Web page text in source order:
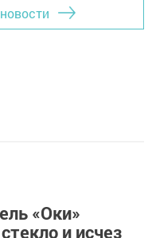
«Оки»
и исчез